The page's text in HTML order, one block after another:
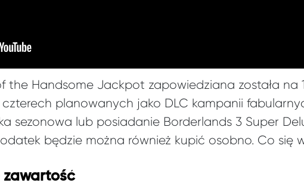
the Handsome Jackpot zapowiedziana została na
czterech planowanych jako DLC kampanii
sezonowa lub posiadanie Borderlands 3 Super
będzie można również kupić osobno. Co się
zawartość